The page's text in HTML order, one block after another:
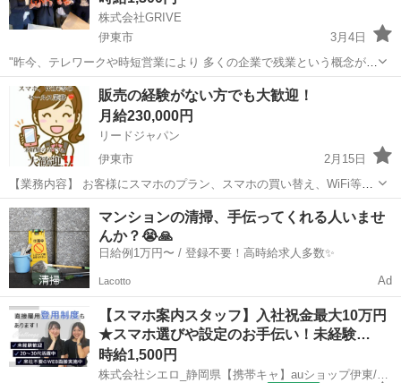
株式会社GRIVE
伊東市
3月4日
"昨今、テレワークや時短営業により 多くの企業で残業という概念が薄
れ 残業しないのが当たりまえ化 してきており、これまでの 「残業で
稼ぐ」といった考え方は 通用しなくなってきているように思えます。
個人として ...
静岡 伊東市 携帯ショップ 接客業
販売の経験がない方でも大歓迎！
月給230,000円
リードジャパン
伊東市
2月15日
【業務内容】 お客様にスマホのプラン、スマホの買い替え、WiFi等を
提案をします。 例 『携帯電話の機種変更』 『携帯電話の新規のご案
内』 『各種料金プランのご相談』 『新発売機種の予約』 『スマホの
操作説明』 ...
静岡 伊東市 携帯ショップ
マンションの清掃、手伝ってくれる人いませ
んか？😭🙏
日給例1万円〜 / 登録不要！高時給求人多数✨
Lacotto Ad
【スマホ案内スタッフ】入社祝金最大10万円
★スマホ選びや設定のお手伝い！未経験…
時給1,500円
株式会社シエロ_静岡県【携帯キャ】auショップ伊東/AF5